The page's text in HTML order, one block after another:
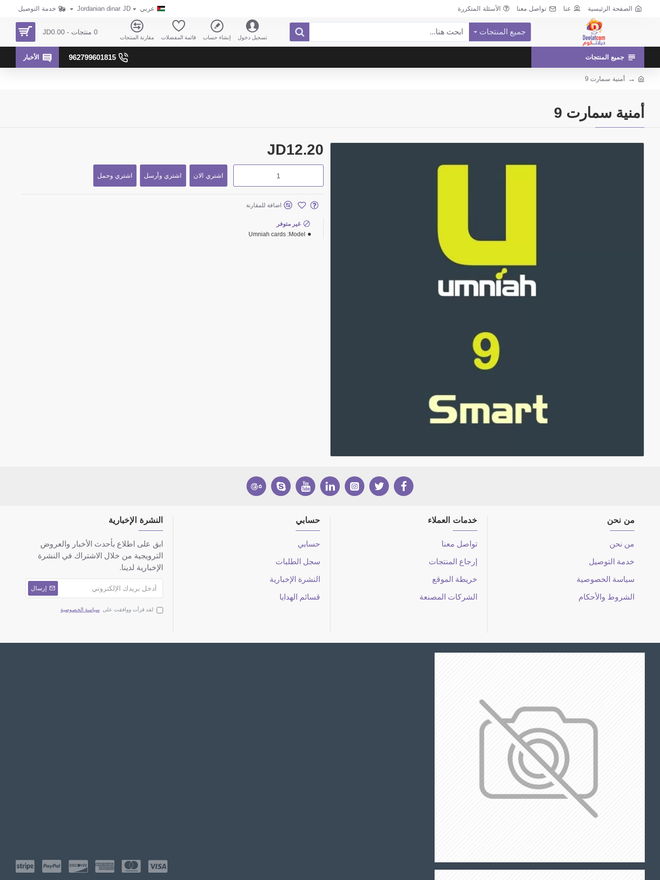
الصفحة الرئيسية عنا تواصل معنا الأسئلة المتكررة عربي JD
Jordanian dinar خدمة التوصيل
جميع المنتجات
تسجيل دخول إنشاء حساب قائمة المفضلات مقارنة المنتجات
0 منتجات - JD0.00
جميع المنتجات 962799601815 الأخبار
أمنية سمارت 9
أمنية سمارت 9
JD12.20
اشتري الان اشتري وأرسل اشتري وحمل
اضافة للمقارنة
غير متوفر
Model:
Umniah cards
من نحن
من نحن
خدمة التوصيل
سياسة الخصوصية
الشروط والأحكام
خدمات العملاء
تواصل معنا
إرجاع المنتجات
خريطة الموقع
الشركات المصنعة
حسابي
حسابي
سجل الطلبات
النشرة الإخبارية
قسائم الهدايا
النشرة الإخبارية
ابق على اطلاع بأحدث الأخبار والعروض
الترويجية من خلال الاشتراك في النشرة
الإخبارية لدينا.
إرسال
لقد قرأت ووافقت على سياسة الخصوصية